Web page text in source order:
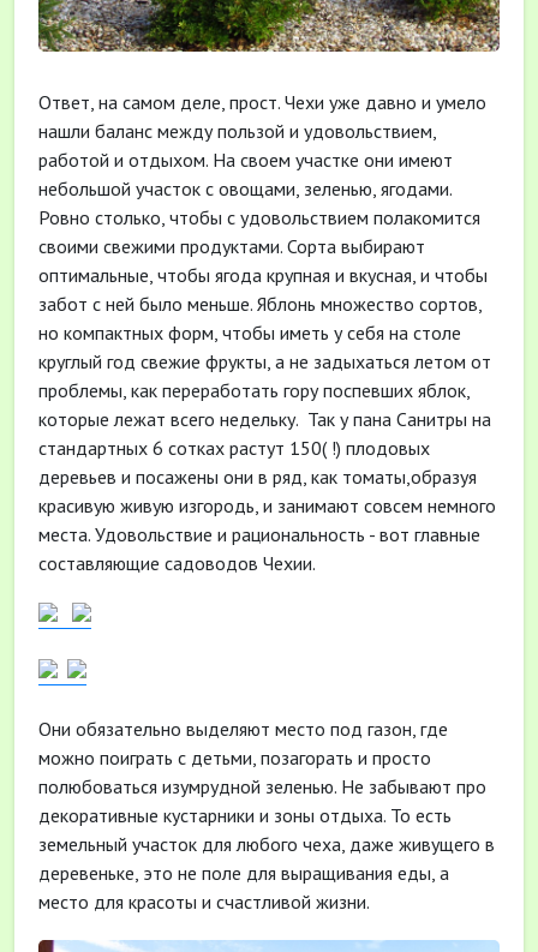
Ответ, на самом деле, прост. Чехи уже давно и умело
нашли баланс между пользой и удовольствием,
работой и отдыхом. На своем участке они имеют
небольшой участок с овощами, зеленью, ягодами.
Ровно столько, чтобы с удовольствием полакомится
своими свежими продуктами. Сорта выбирают
оптимальные, чтобы ягода крупная и вкусная, и чтобы
забот с ней было меньше. Яблонь множество сортов,
но компактных форм, чтобы иметь у себя на столе
круглый год свежие фрукты, а не задыхаться летом от
проблемы, как переработать гору поспевших яблок,
которые лежат всего недельку. Так у пана Санитры на
стандартных 6 сотках растут 150( !) плодовых
деревьев и посажены они в ряд, как томаты,образуя
красивую живую изгородь, и занимают совсем немного
места. Удовольствие и рациональность - вот главные
составляющие садоводов Чехии.
Они обязательно выделяют место под газон, где
можно поиграть с детьми, позагорать и просто
полюбоваться изумрудной зеленью. Не забывают про
декоративные кустарники и зоны отдыха. То есть
земельный участок для любого чеха, даже живущего в
деревеньке, это не поле для выращивания еды, а
место для красоты и счастливой жизни.